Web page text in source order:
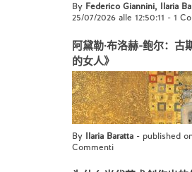
By Federico Giannini, Ilaria
25/07/2026 alle 12:50:11 - 1
阿黛勒·布洛赫-鲍尔：古
的女人》
By Ilaria Baratta - published
Commenti